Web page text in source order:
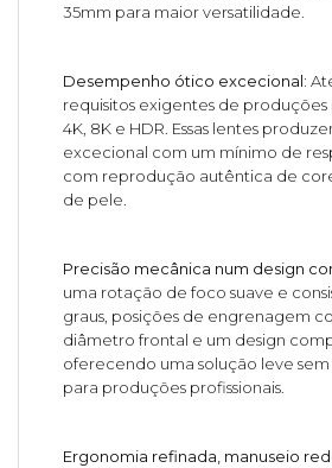
35mm para maior versatilidade.
Desempenho ótico excecional:
requisitos exigentes de produções
4K, 8K e HDR. Essas lentes
excecional com um mínimo de
com reprodução autêntica de
de pele.
Precisão mecânica num design
uma rotação de foco suave e
graus, posições de engrenagem
diâmetro frontal e um design
oferecendo uma solução leve
para produções profissionais.
Ergonomia refinada, manuseio